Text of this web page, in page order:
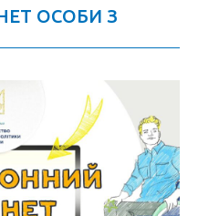
ОСОБИ З